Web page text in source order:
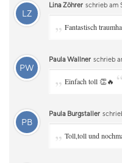
LZ
Lina Zöhrer schrieb am
„ Fantastisch
PW
Paula Wallner schrieb
„ Einfach toll 👏🔥 “
PB
Paula Burgstaller
„ Toll,toll und